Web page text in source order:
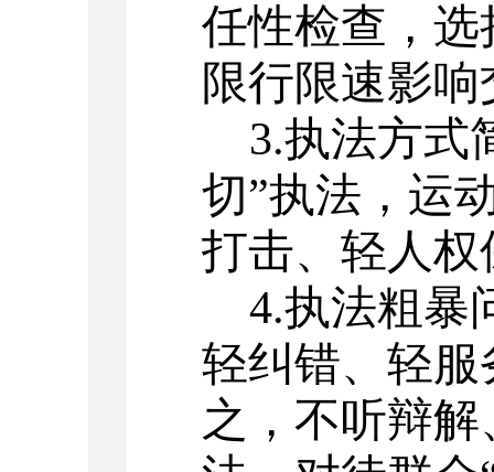
任性检查，
限行限速影
3.执法方式
切”执法，运
打击、轻人
4.执法粗暴
轻纠错、轻
之，不听辩